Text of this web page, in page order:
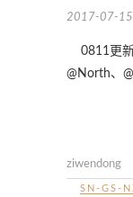
2017-07-15
0811更新
@North、
ziwendong
SN-GS-